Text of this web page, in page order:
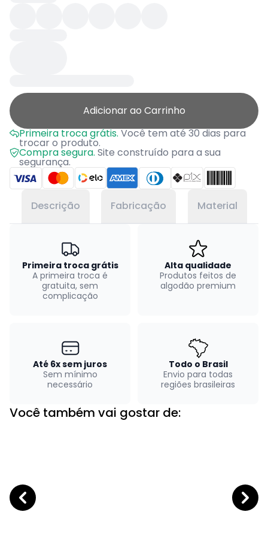
Adicionar ao Carrinho
Primeira troca grátis.Você tem até 30 dias para
trocar o produto.
Compra segura. Site construído para a sua
segurança.
Descrição Fabricação Material
Primeira troca grátis
A primeira troca é
gratuita, sem
complicação
Alta qualidade
Produtos feitos de
algodão premium
Até 6x sem juros
Sem mínimo
necessário
Todo o Brasil
Envio para todas
regiões brasileiras
Você também vai gostar de: